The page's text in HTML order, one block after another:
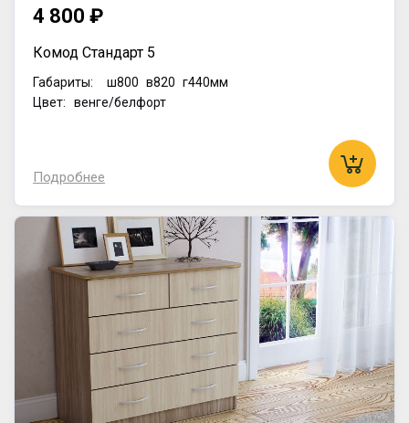
4 800 ₽
Комод Стандарт 5
Габариты: ш800 в820 г440мм
Цвет: венге/белфорт
Подробнее